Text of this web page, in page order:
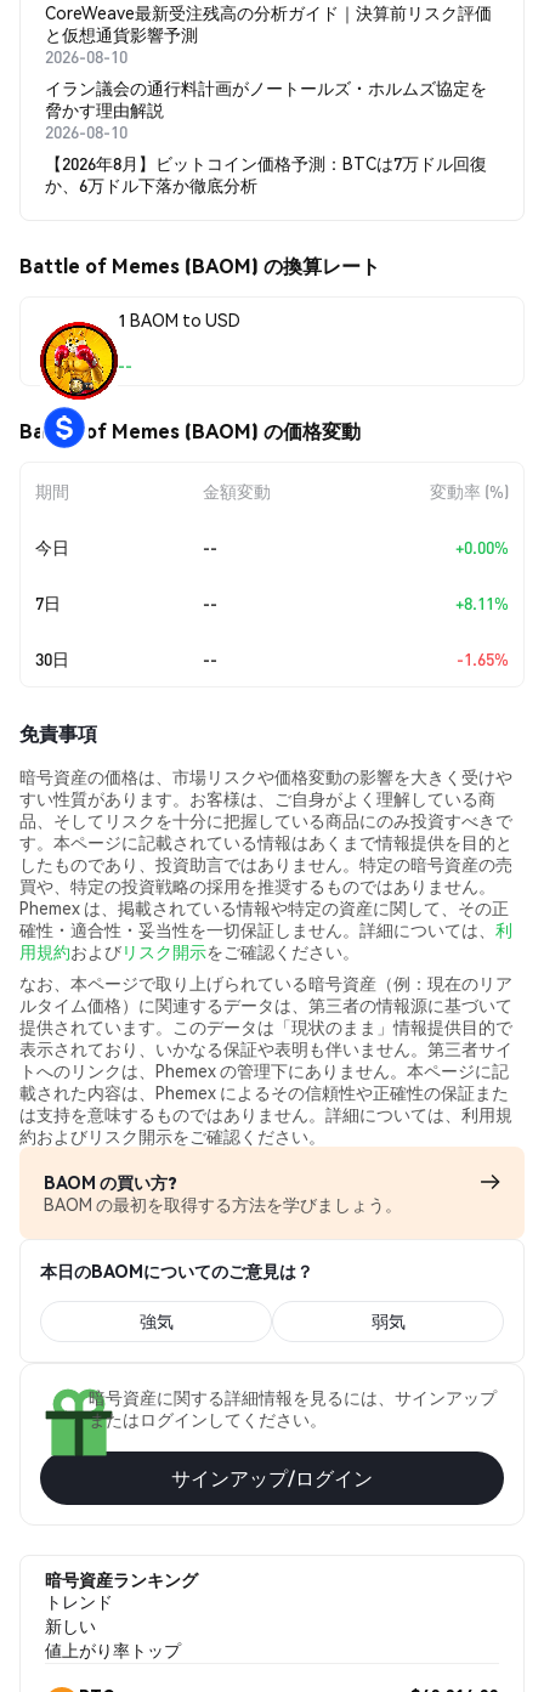
CoreWeave最新受注残高の分析ガイド｜決算前リスク評価
と仮想通貨影響予測
2026-08-10
イラン議会の通行料計画がノートールズ・ホルムズ協定を
脅かす理由解説
2026-08-10
【2026年8月】ビットコイン価格予測：BTCは7万ドル回復
か、6万ドル下落か徹底分析
Battle of Memes (BAOM) の換算レート
1 BAOM to USD
--
Battle of Memes (BAOM) の価格変動
期間 金額変動 変動率 (%)
今日 -- +0.00%
7日 -- +8.11%
30日 -- -1.65%
免責事項
暗号資産の価格は、市場リスクや価格変動の影響を大きく受けや
すい性質があります。お客様は、ご自身がよく理解している商
品、そしてリスクを十分に把握している商品にのみ投資すべきで
す。本ページに記載されている情報はあくまで情報提供を目的と
したものであり、投資助言ではありません。特定の暗号資産の売
買や、特定の投資戦略の採用を推奨するものではありません。
Phemex は、掲載されている情報や特定の資産に関して、その正
確性・適合性・妥当性を一切保証しません。詳細については、 利
用規約およびリスク開示をご確認ください。
なお、本ページで取り上げられている暗号資産（例：現在のリア
ルタイム価格）に関連するデータは、第三者の情報源に基づいて
提供されています。このデータは「現状のまま」情報提供目的で
表示されており、いかなる保証や表明も伴いません。第三者サイ
トへのリンクは、Phemex の管理下にありません。本ページに記
載された内容は、Phemex によるその信頼性や正確性の保証また
は支持を意味するものではありません。詳細については、利用規
約およびリスク開示をご確認ください。
BAOM の買い方?
BAOM の最初を取得する方法を学びましょう。
本日のBAOMについてのご意見は？
強気 弱気
暗号資産に関する詳細情報を見るには、サインアップ
またはログインしてください。
サインアップ/ログイン
暗号資産ランキング
トレンド
新しい
値上がり率トップ